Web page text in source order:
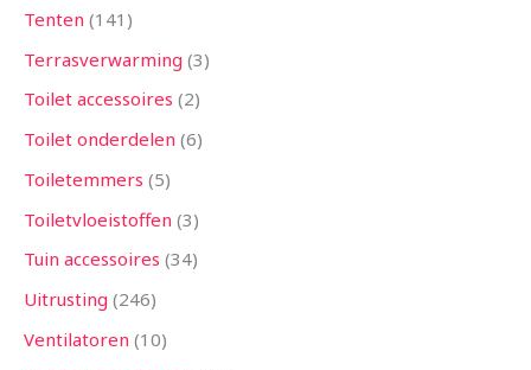
Tenten 141
Terrasverwarming 3
Toilet accessoires 2
Toilet onderdelen 6
Toiletemmers 5
Toiletvloeistoffen 3
Tuin accessoires 34
Uitrusting 246
Ventilatoren 10